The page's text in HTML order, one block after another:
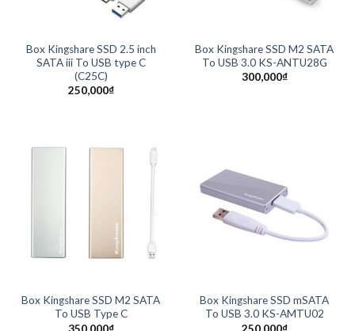
Box Kingshare SSD 2.5 inch
SATA iii To USB type C
(C25C)
250,000₫
Box Kingshare SSD M2 SATA
To USB 3.0 KS-ANTU28G
300,000₫
Box Kingshare SSD M2 SATA
To USB Type C
350,000₫
Box Kingshare SSD mSATA
To USB 3.0 KS-AMTU02
250,000₫